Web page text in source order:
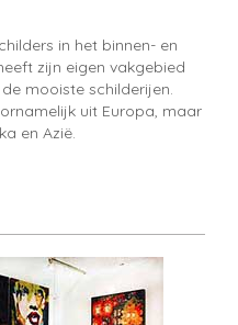
in het binnen- en
zijn eigen vakgebied
mooiste schilderijen.
uit Europa, maar
en Azië.